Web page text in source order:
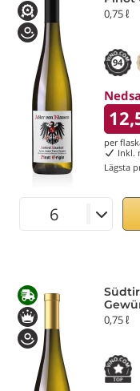
0,75 ℓ
94
per
Inkl.
Lägsta
Adler
0,75 ℓ